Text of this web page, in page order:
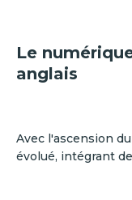
Le
anglais
Avec l'ascension
évolué, intégrant